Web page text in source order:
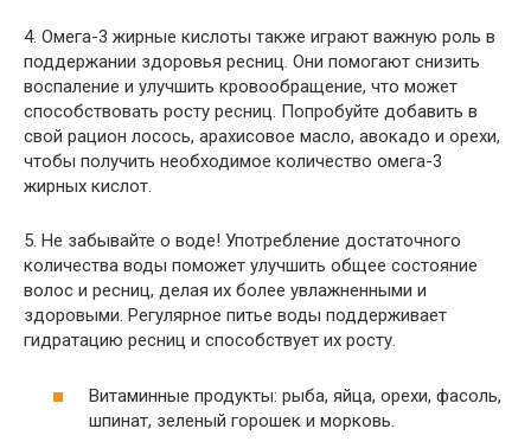
4. Омега-3 жирные кислоты также играют важную роль в
поддержании здоровья ресниц. Они помогают снизить
воспаление и улучшить кровообращение, что может
способствовать росту ресниц. Попробуйте добавить в
свой рацион лосось, арахисовое масло, авокадо и орехи,
чтобы получить необходимое количество омега-3
жирных кислот.
5. Не забывайте о воде! Употребление достаточного
количества воды поможет улучшить общее состояние
волос и ресниц, делая их более увлажненными и
здоровыми. Регулярное питье воды поддерживает
гидратацию ресниц и способствует их росту.
Витаминные продукты: рыба, яйца, орехи, фасоль,
шпинат, зеленый горошек и морковь.